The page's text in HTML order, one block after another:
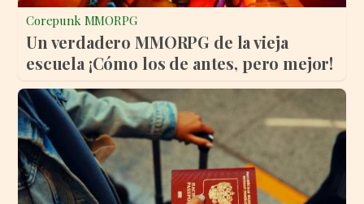
Corepunk MMORPG
Un verdadero MMORPG de la vieja
escuela ¡Cómo los de antes, pero mejor!